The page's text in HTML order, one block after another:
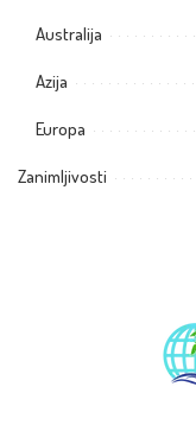
Australija
Azija
Europa
Zanimljivosti